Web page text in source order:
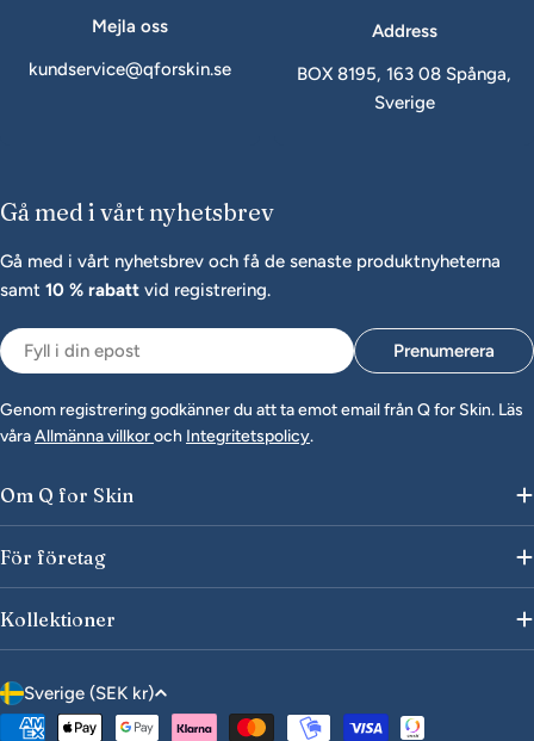
Mejla oss
kundservice@qforskin.se
Address
BOX 8195, 163 08 Spånga,
Sverige
Gå med i vårt nyhetsbrev
Gå med i vårt nyhetsbrev och få de senaste produktnyheterna
samt 10 % rabatt vid registrering.
Epost Prenumerera
Genom registrering godkänner du att ta emot email från Q for Skin. Läs
våraAllmänna villkoroch Integritetspolicy.
Om Q for Skin
För företag
Kollektioner
L
a
Sverige (SEK kr)
Betalningsmetoder